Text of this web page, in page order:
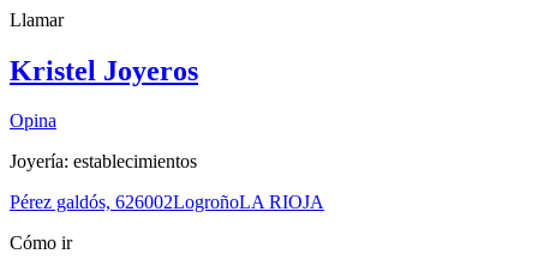
Llamar
Kristel Joyeros
Opina
Joyería: establecimientos
Pérez galdós, 626002LogroñoLA RIOJA
Cómo ir